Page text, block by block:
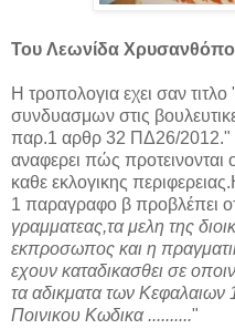
Του Λεωνίδα
Η τροπολογια εχει σαν
συνδυασμων στις
παρ.1 αρθρ 32 ΠΔ26/2012."
αναφερει πώς προτεινονται
καθε εκλογικης
1 παραγραφο β προβλέπει
γραμματεας,τα μελη της
εκπροσωπος και η
εχουν καταδικασθει σε
τα αδικματα των Κεφαλαιων
Ποινικου Κωδικα .........."